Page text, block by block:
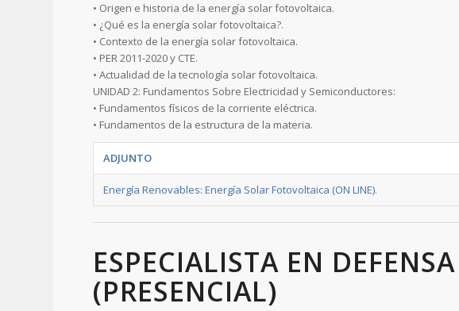
• Origen e historia de la energía solar fotovoltaica.
• ¿Qué es la energía solar fotovoltaica?.
• Contexto de la energía solar fotovoltaica.
• PER 2011-2020 y CTE.
• Actualidad de la tecnología solar fotovoltaica.
UNIDAD 2: Fundamentos Sobre Electricidad y Semiconductores:
• Fundamentos físicos de la corriente eléctrica.
• Fundamentos de la estructura de la materia.
ADJUNTO
Energía Renovables: Energía Solar Fotovoltaica (ON LINE).
ESPECIALISTA EN
(PRESENCIAL)